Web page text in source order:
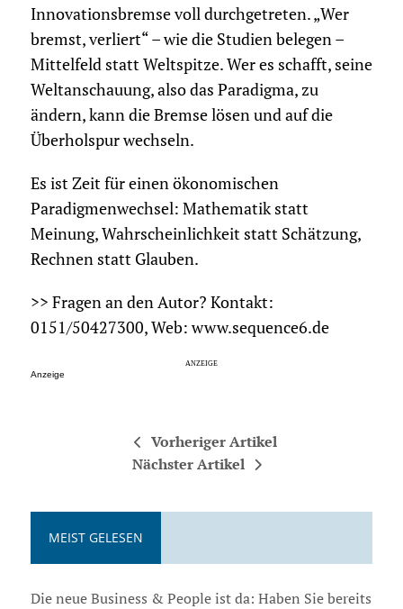
Innovationsbremse voll durchgetreten. „Wer
bremst, verliert“ – wie die Studien belegen –
Mittelfeld statt Weltspitze. Wer es schafft, seine
Weltanschauung, also das Paradigma, zu
ändern, kann die Bremse lösen und auf die
Überholspur wechseln.
Es ist Zeit für einen ökonomischen
Paradigmenwechsel: Mathematik statt
Meinung, Wahrscheinlichkeit statt Schätzung,
Rechnen statt Glauben.
>> Fragen an den Autor? Kontakt:
0151/50427300, Web: www.sequence6.de
Anzeige
Vorheriger Artikel
Nächster Artikel
MEIST GELESEN
Die neue Business & People ist da: Haben Sie bereits